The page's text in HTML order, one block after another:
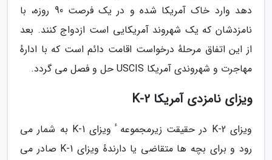
دهد وارد خاک آمریکا شده و در یک فرصت 90 روزه، با
نامزدشان که یک شهروند آمریکایی است ازدواج کنند. بعد
از این اتفاق مرحلهٔ درخواست اقامت دائم است که با ادارهٔ
مهاجرت و شهروندی آمریکا USCIS حل و فصل می گردد.
ویزای نامزدی آمریکا K-2
ویزای K-2 در حقیقت زیرمجموعه ٔ ویزای K-1 به شمار می
رود و برای بچه ها متقاضی یا دارندهٔ ویزای K-1 صادر می